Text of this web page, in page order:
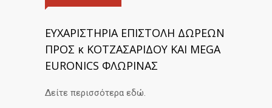
ΕΥΧΑΡΙΣΤΗΡΙΑ ΕΠΙΣΤΟΛΗ ΔΩΡΕΩΝ
ΠΡΟΣ κ ΚΟΤΖΑΣΑΡΙΔΟΥ ΚΑΙ MEGA
EURONICS ΦΛΩΡΙΝΑΣ
Δείτε περισσότερα εδώ.